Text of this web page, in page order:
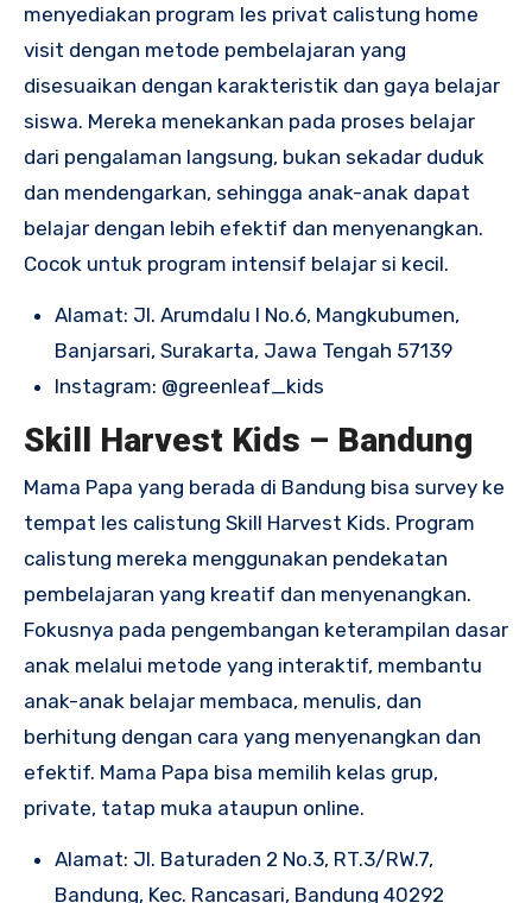
menyediakan program les privat calistung home
visit dengan metode pembelajaran yang
disesuaikan dengan karakteristik dan gaya belajar
siswa. Mereka menekankan pada proses belajar
dari pengalaman langsung, bukan sekadar duduk
dan mendengarkan, sehingga anak-anak dapat
belajar dengan lebih efektif dan menyenangkan.
Cocok untuk program intensif belajar si kecil.
Alamat: Jl. Arumdalu I No.6, Mangkubumen,
Banjarsari, Surakarta, Jawa Tengah 57139
Instagram: @greenleaf_kids
Skill Harvest Kids – Bandung
Mama Papa yang berada di Bandung bisa survey ke
tempat les calistung Skill Harvest Kids. Program
calistung mereka menggunakan pendekatan
pembelajaran yang kreatif dan menyenangkan.
Fokusnya pada pengembangan keterampilan dasar
anak melalui metode yang interaktif, membantu
anak-anak belajar membaca, menulis, dan
berhitung dengan cara yang menyenangkan dan
efektif. Mama Papa bisa memilih kelas grup,
private, tatap muka ataupun online.
Alamat: Jl. Baturaden 2 No.3, RT.3/RW.7,
Bandung, Kec. Rancasari, Bandung 40292